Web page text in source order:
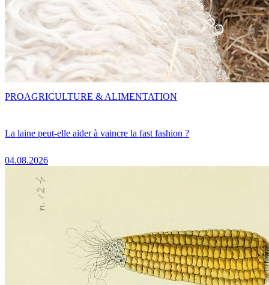
La laine peut-elle aider à vaincre la fast fashion ?
04.08.2026
PROAGRICULTURE & ALIMENTATION